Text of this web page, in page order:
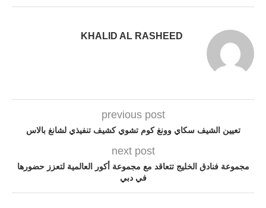
KHALID AL RASHEED
previous post
تعيين الشيف سكاي وونغ كوم تشوي كشيف تنفيذي لشانغ بالاس
next post
مجموعة فنادق الخليج تتعاقد مع مجموعة أكور العالمية لتعزز حضورها
في دبي